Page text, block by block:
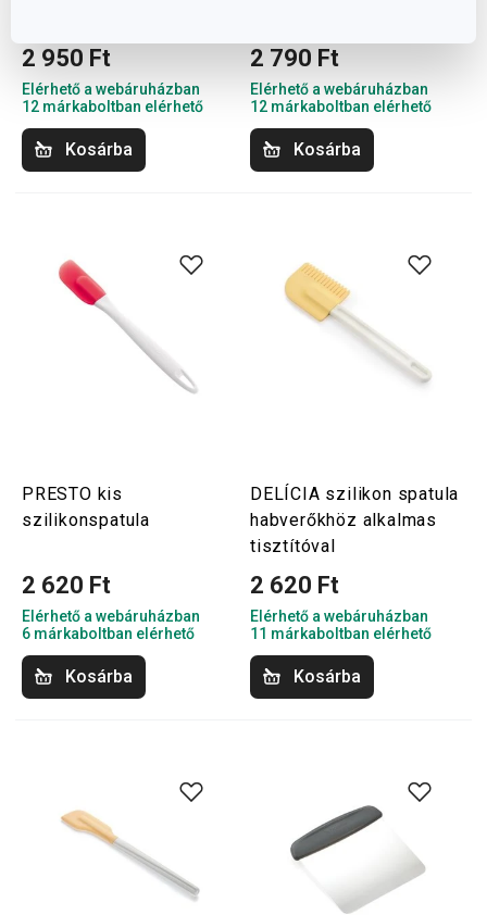
2 950 Ft
Elérhető a webáruházban
12 márkaboltban elérhető
Kosárba
2 790 Ft
Elérhető a webáruházban
12 márkaboltban elérhető
Kosárba
PRESTO kis
szilikonspatula
2 620 Ft
Elérhető a webáruházban
6 márkaboltban elérhető
Kosárba
DELÍCIA szilikon spatula
habverőkhöz alkalmas
tisztítóval
2 620 Ft
Elérhető a webáruházban
11 márkaboltban elérhető
Kosárba